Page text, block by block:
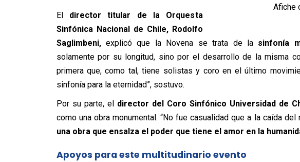
Afiche
Eldirector titular de la Orquesta
Sinfónica Nacional de Chile, Rodolfo
Saglimbeni,explicó que la Novena se trata de la sinfonía
solamente por su longitud, sino por el desarrollo de la misma
primera que, como tal, tiene solistas y coro en el último
sinfonía para la eternidad”, sostuvo.
Por su parte, el director del Coro Sinfónico Universidad de
como una obra monumental. “No fue casualidad que a la caída
una obra que ensalza el poder que tiene el amor en la
Apoyos para este multitudinario evento